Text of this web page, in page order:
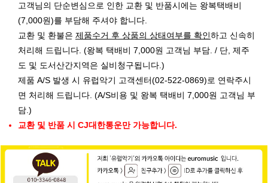
고객님의 단순변심으로 인한 교환 및 반품시에는 왕복택배비
(7,000원)를 부담해 주셔야 합니다.
교환 및 환불은 제품수거 후 상품의 상태여부를 확인하고 신속히
처리해 드립니다. (왕복 택배비 7,000원 고객님 부담. / 단, 제주
도 및 도서산간지역은 실비청구됩니다.)
제품 A/S 발생 시 유럽악기 고객센터(02-522-0869)로 연락주시
면 처리해 드립니다. (A/S비용 및 왕복 택배비 7,000원 고객님 부
담.)
교환 및 반품 시 CJ대한통운만 가능합니다.